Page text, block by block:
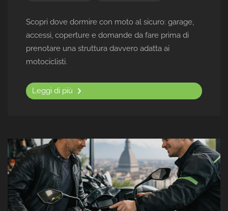
Scopri dove dormire con moto al sicuro: garage,
accessi, coperture e domande da fare prima di
prenotare una struttura davvero adatta ai
motociclisti.
Leggi di più